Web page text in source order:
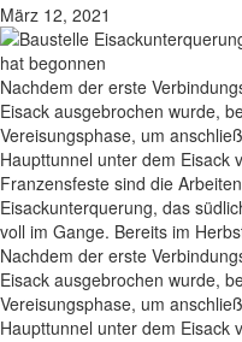
März 12, 2021
Nachdem der erste
Eisack ausgebrochen wurde,
Vereisungsphase, um
Haupttunnel unter dem Eisack
Franzensfeste sind die
Eisackunterquerung, das
voll im Gange. Bereits im
Nachdem der erste
Eisack ausgebrochen wurde,
Vereisungsphase, um
Haupttunnel unter dem Eisack